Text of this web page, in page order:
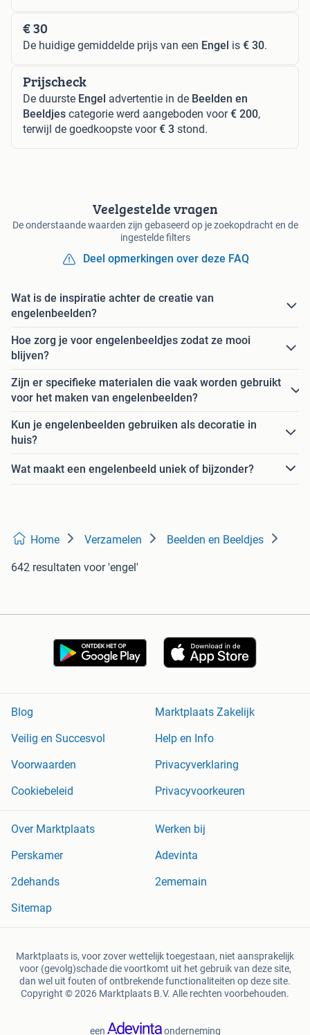
€ 30
De huidige gemiddelde prijs van een Engel is € 30.
Prijscheck
De duurste Engel advertentie in de Beelden en
Beeldjes categorie werd aangeboden voor€ 200,
terwijl de goedkoopste voor€ 3 stond.
Veelgestelde vragen
De onderstaande waarden zijn gebaseerd op je zoekopdracht en de
ingestelde filters
Deel opmerkingen over deze FAQ
Wat is de inspiratie achter de creatie van
engelenbeelden?
Hoe zorg je voor engelenbeeldjes zodat ze mooi
blijven?
Zijn er specifieke materialen die vaak worden gebruikt
voor het maken van engelenbeelden?
Kun je engelenbeelden gebruiken als decoratie in
huis?
Wat maakt een engelenbeeld uniek of bijzonder?
Home Verzamelen Beelden en Beeldjes
642 resultaten voor 'engel'
Blog
Marktplaats Zakelijk
Veilig en Succesvol
Help en Info
Voorwaarden
Privacyverklaring
Cookiebeleid
Privacyvoorkeuren
Over Marktplaats
Werken bij
Perskamer
Adevinta
2dehands
2ememain
Sitemap
Marktplaats is, voor zover wettelijk toegestaan, niet aansprakelijk
voor (gevolg)schade die voortkomt uit het gebruik van deze site,
dan wel uit fouten of ontbrekende functionaliteiten op deze site.
Copyright © 2026 Marktplaats B.V. Alle rechten voorbehouden.
een onderneming